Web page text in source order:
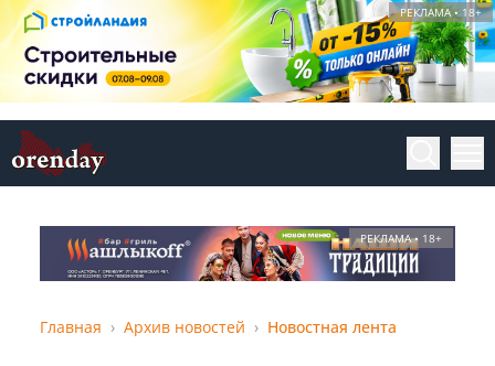
РЕКЛАМА • 18+
РЕКЛАМА • 18+
Главная Архив новостей Новостная лента